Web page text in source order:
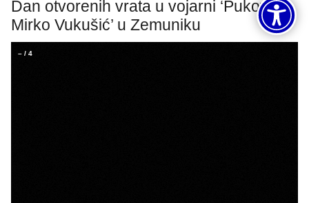
Dan otvorenih vrata u vojarni ‘Pukovnik
Mirko Vukušić’ u Zemuniku
– / 4